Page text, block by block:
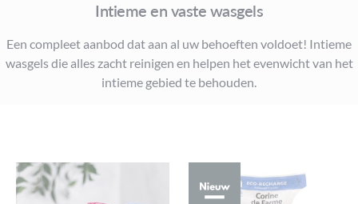
Intieme en vaste wasgels
Een compleet aanbod dat aan al uw behoeften voldoet! Intieme
wasgels die alles zacht reinigen en helpen het evenwicht van het
intieme gebied te behouden.